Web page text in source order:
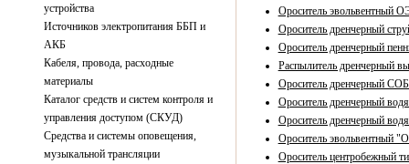
устройства
Источников электропитания ББП и
АКБ
Кабеля, провода, расходные
материалы
Каталог средств и систем контроля и
управления доступом (СКУД)
Средства и системы оповещения,
музыкальной трансляции
Ороситель эвольвентный
Ороситель дренчерный
Ороситель дренчерный
Распылитель дренчерный
Ороситель дренчерный
Ороситель дренчерный
Ороситель дренчерный
Ороситель эвольвентный
Ороситель центробежный